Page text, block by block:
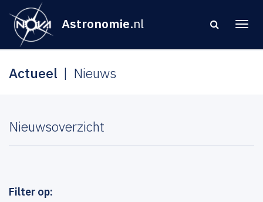
Astronomie.nl
Actueel Nieuws
Nieuwsoverzicht
Filter op: